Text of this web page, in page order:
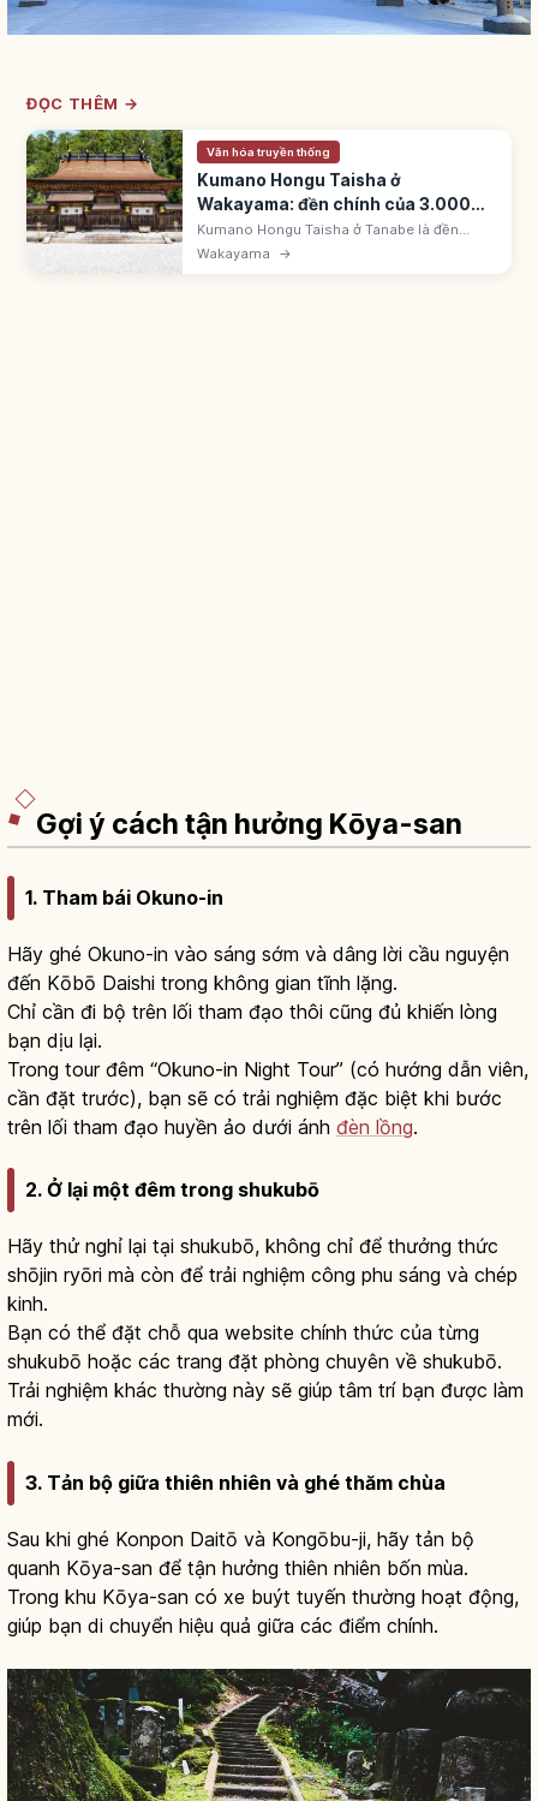
ĐỌC THÊM →
Văn hóa truyền thống
Kumano Hongu Taisha ở
Wakayama: đền chính của 3.000
đền
Kumano Hongu Taisha ở Tanabe là đền
chính của khoảng 3.000 đền Kumano.
UNESCO 'Đường hành hương Kii'. Đại torii
Wakayama →
Gợi ý cách tận hưởng Kōya-san
1. Tham bái Okuno-in
Hãy ghé Okuno-in vào sáng sớm và dâng lời cầu nguyện
đến Kōbō Daishi trong không gian tĩnh lặng.
Chỉ cần đi bộ trên lối tham đạo thôi cũng đủ khiến lòng
bạn dịu lại.
Trong tour đêm “Okuno-in Night Tour” (có hướng dẫn viên,
cần đặt trước), bạn sẽ có trải nghiệm đặc biệt khi bước
trên lối tham đạo huyền ảo dưới ánh đèn lồng.
2. Ở lại một đêm trong shukubō
Hãy thử nghỉ lại tại shukubō, không chỉ để thưởng thức
shōjin ryōri mà còn để trải nghiệm công phu sáng và chép
kinh.
Bạn có thể đặt chỗ qua website chính thức của từng
shukubō hoặc các trang đặt phòng chuyên về shukubō.
Trải nghiệm khác thường này sẽ giúp tâm trí bạn được làm
mới.
3. Tản bộ giữa thiên nhiên và ghé thăm chùa
Sau khi ghé Konpon Daitō và Kongōbu-ji, hãy tản bộ
quanh Kōya-san để tận hưởng thiên nhiên bốn mùa.
Trong khu Kōya-san có xe buýt tuyến thường hoạt động,
giúp bạn di chuyển hiệu quả giữa các điểm chính.